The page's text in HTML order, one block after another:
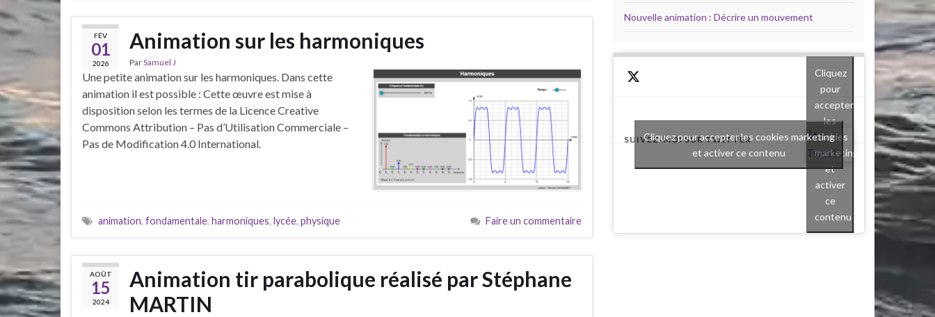
FÉV
01
2026
Animation sur les harmoniques
ParSamuel J
Une petite animation sur les harmoniques. Dans cette
animation il est possible : Cette œuvre est mise à
disposition selon les termes de la Licence Creative
Commons Attribution – Pas d’Utilisation Commerciale –
Pas de Modification 4.0 International.
animation, fondamentale, harmoniques, lycée, physique Faire un commentaire
AOÛT
15
2024
Animation tir parabolique réalisé par Stéphane
MARTIN
Nouvelle animation : Décrire un mouvement
SUIVEZ-MOI SUR TWITTER
Mes
Tweets
Cliquez
pour
accepter
les
cookies
marketing
et
activer
ce
contenu
Cliquez pour accepter les cookies marketing
et activer ce contenu